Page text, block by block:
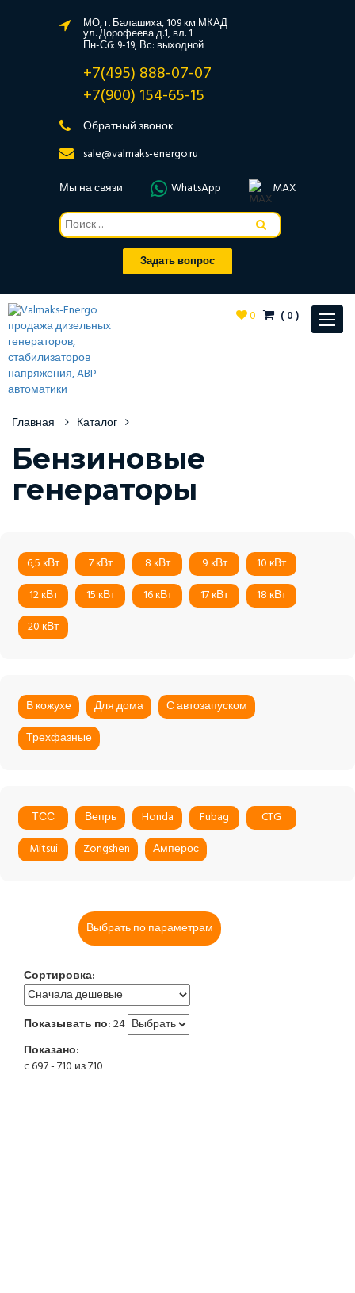
МО, г. Балашиха, 109 км МКАД
ул. Дорофеева д.1, вл. 1
Пн-Сб: 9-19, Вс: выходной
+7(495) 888-07-07
+7(900) 154-65-15
Обратный звонок
sale@valmaks-energo.ru
Мы на связи
WhatsApp MAX
Задать вопрос
Toggle
0 (0)
Главная Каталог
Бензиновые
генераторы
6,5 кВт 7 кВт 8 кВт 9 кВт
10 кВт
12 кВт
15 кВт 16 кВт 17 кВт
18 кВт
20 кВт
В кожухе Для дома
С автозапуском
Трехфазные
ТСС Вепрь Honda Fubag
CTG
Mitsui
Zongshen Амперос
Выбрать по параметрам
Сортировка:
Показывать по:24
Показано:
c 697 - 710 из 710